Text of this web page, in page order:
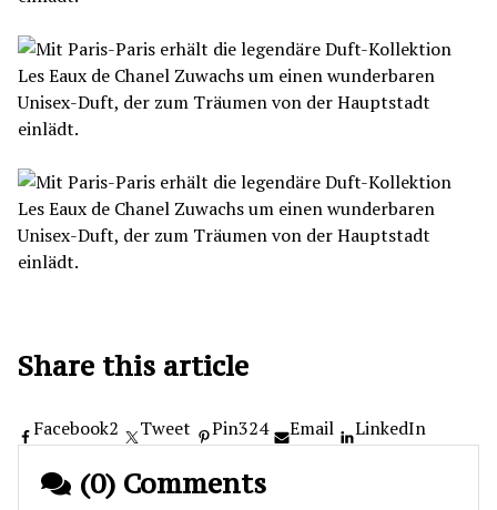
Share this article
Facebook2 Tweet Pin324 Email LinkedIn
(0) Comments